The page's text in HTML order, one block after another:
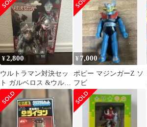
ギュア 当時 昭和
¥2,800
ウルトラマン対決セッ
ト ガルベロス &ウルト
ラマンネクサス 未使
用
¥ 7,000
ポピー マジンガーZ ソ
フビ